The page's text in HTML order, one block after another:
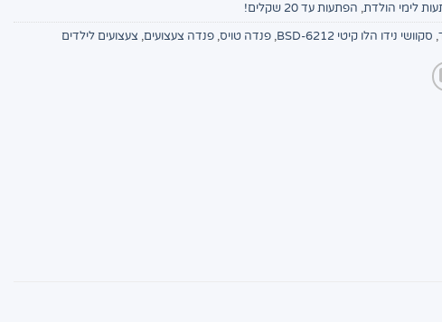
לימי הולדת, הפתעות עד 20 שקלים!
, סקוושי נידו הלו קיטי BSD-6212 , פנדה טויס, פנדה צעצועים, צעצועים לילדים